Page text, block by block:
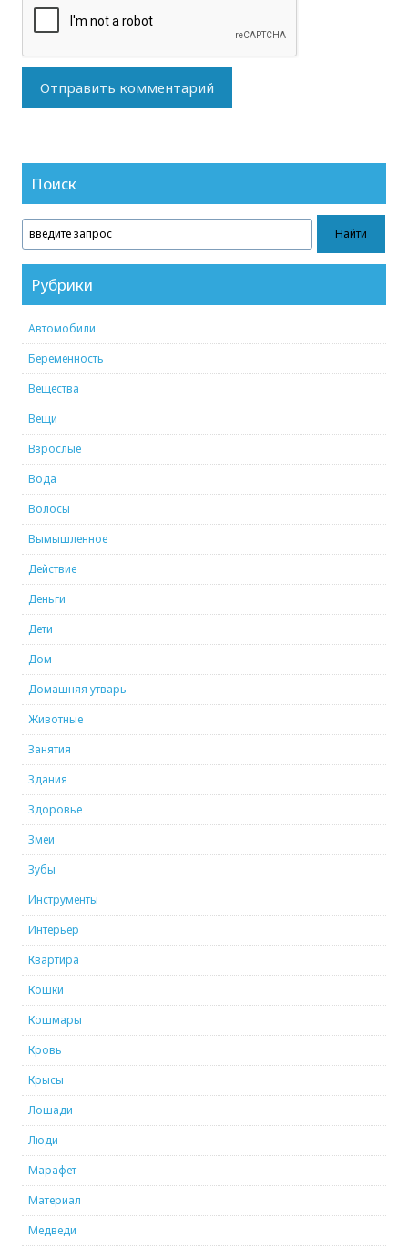
Поиск
Рубрики
Автомобили
Беременность
Вещества
Вещи
Взрослые
Вода
Волосы
Вымышленное
Действие
Деньги
Дети
Дом
Домашняя утварь
Животные
Занятия
Здания
Здоровье
Змеи
Зубы
Инструменты
Интерьер
Квартира
Кошки
Кошмары
Кровь
Крысы
Лошади
Люди
Марафет
Материал
Медведи